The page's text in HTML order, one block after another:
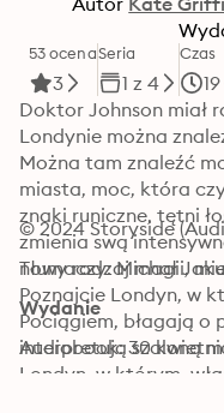
53 ocena
3
Seria
1 z 4
Czas
Doktor Johnson miał
Londynie można
Można tam znaleźć
miasta, moc, która
znaki runiczne, tętni
zmienia swą
nowy rodzaj magii,
Poznajcie Londyn, w
Pociągiem, błagają o
interpretują szaloną
Londyn, w którym,
© 2024 Storyside
Tłumaczy: Michał
Wydanie
Audiobook: 30